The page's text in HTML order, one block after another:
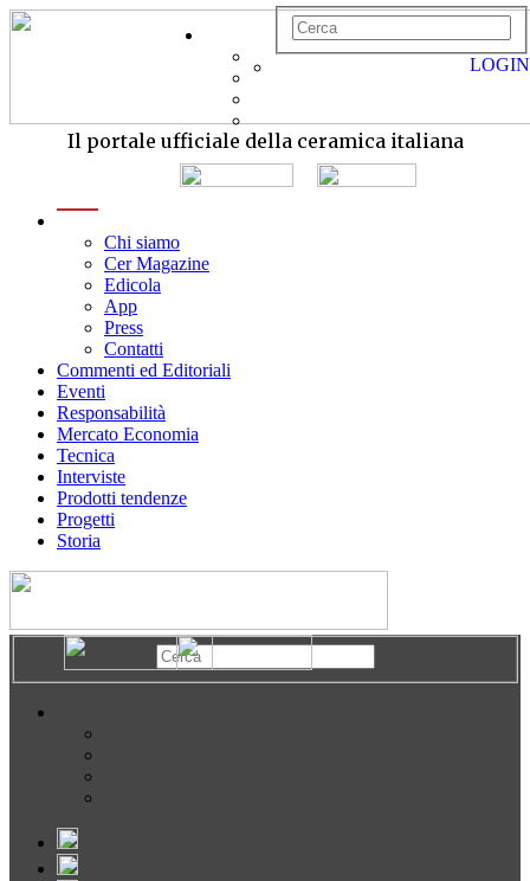
Il portale ufficiale della ceramica italiana
Chi siamo
Cer Magazine
Edicola
App
Press
Contatti
Commenti ed Editoriali
Eventi
Responsabilità
Mercato Economia
Tecnica
Interviste
Prodotti tendenze
Progetti
Storia
LOGIN